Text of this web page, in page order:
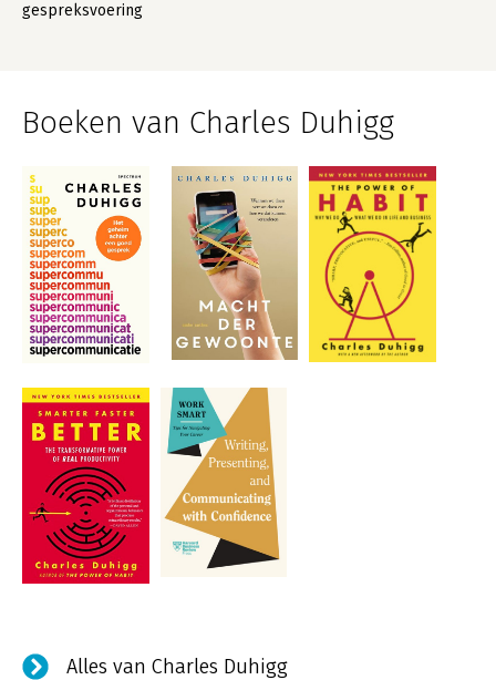
gespreksvoering
Boeken van Charles Duhigg
Alles van Charles Duhigg